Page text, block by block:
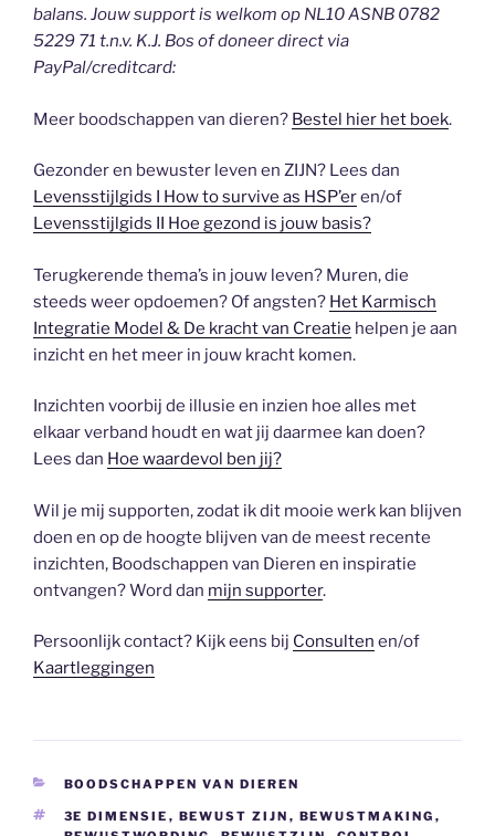
balans. Jouw support is welkom op NL10 ASNB 0782
5229 71 t.n.v. K.J. Bos of doneer direct via
PayPal/creditcard:
Meer boodschappen van dieren? Bestel hier het boek.
Gezonder en bewuster leven en ZIJN? Lees dan
Levensstijlgids I How to survive as HSP’eren/of
Levensstijlgids II Hoe gezond is jouw basis?
Terugkerende thema’s in jouw leven? Muren, die
steeds weer opdoemen? Of angsten? Het Karmisch
Integratie Model & De kracht van Creatie helpen je aan
inzicht en het meer in jouw kracht komen.
Inzichten voorbij de illusie en inzien hoe alles met
elkaar verband houdt en wat jij daarmee kan doen?
Lees dan Hoe waardevol ben jij?
Wil je mij supporten, zodat ik dit mooie werk kan blijven
doen en op de hoogte blijven van de meest recente
inzichten, Boodschappen van Dieren en inspiratie
ontvangen? Word dan mijn supporter.
Persoonlijk contact? Kijk eens bij Consulten en/of
Kaartleggingen
CATEGORIEËN
BOODSCHAPPEN VAN DIEREN
TAGS
3E DIMENSIE , BEWUST ZIJN , BEWUSTMAKING ,